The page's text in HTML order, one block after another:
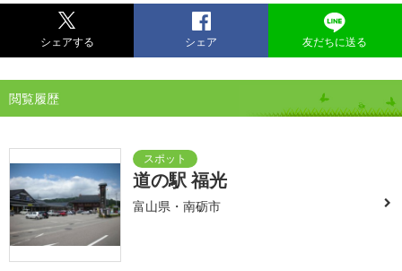
シェアする シェア 友だちに送る
閲覧履歴
道の駅 福光
富山県・南砺市